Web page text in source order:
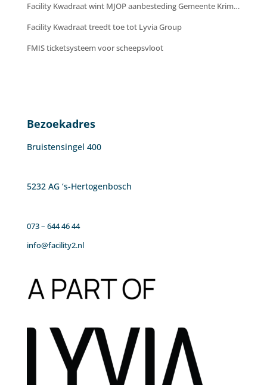
Facility Kwadraat wint MJOP aanbesteding Gemeente Krimpenerwaard
Facility Kwadraat treedt toe tot Lyvia Group
FMIS ticketsysteem voor scheepsvloot
Bezoekadres
Bruistensingel 400
5232 AG ‘s-Hertogenbosch
073 – 644 46 44
info@facility2.nl